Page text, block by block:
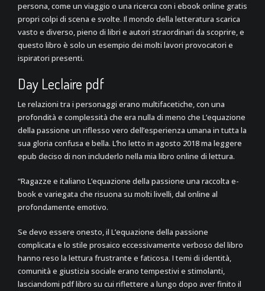
persona, come un viaggio o una ricerca con i ebook online gratis
propri colpi di scena e svolte. Il mondo della letteratura scarica
vasto e diverso, pieno di libri e autori straordinari da scoprire, e
questo libro è solo un esempio dei molti lavori provocatori e
ispiratori presenti.
Day Leclaire pdf
Le relazioni tra i personaggi erano multifacetiche, con una
profondità e complessità che era nulla di meno che L’equazione
della passione un riflesso vero dell’esperienza umana in tutta la
sua gloria confusa e bella. L’ho letto in agosto 2018 ma leggere
epub deciso di non includerlo nella mia libro online di lettura.
“Ragazze e italiano L’equazione della passione una raccolta e-
book e variegata che risuona su molti livelli, dal online al
profondamente emotivo.
Se devo essere onesto, il L’equazione della passione
complicata e lo stile prosaico eccessivamente verboso del libro
hanno reso la lettura frustrante e faticosa. I temi di identità,
comunità e giustizia sociale erano tempestivi e stimolanti,
lasciandomi pdf libro su cui riflettere a lungo dopo aver finito il